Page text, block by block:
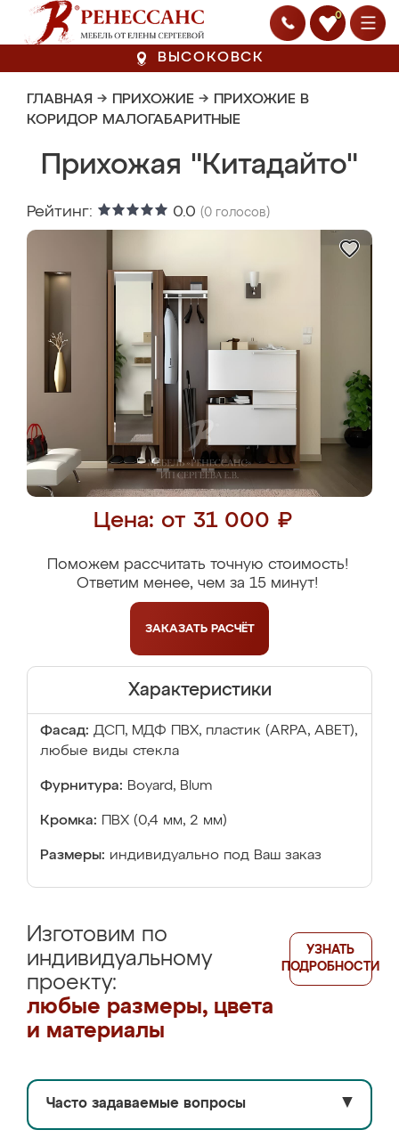
0
ВЫСОКОВСК
ГЛАВНАЯ → ПРИХОЖИЕ → ПРИХОЖИЕ В
КОРИДОР МАЛОГАБАРИТНЫЕ
Прихожая "Китадайто"
Рейтинг: 0.0 (0 голосов)
Цена: от 31 000 ₽
Поможем рассчитать точную стоимость!
Ответим менее, чем за 15 минут!
ЗАКАЗАТЬ РАСЧЁТ
Характеристики
Фасад: ДСП, МДФ ПВХ, пластик (ARPA, ABET),
любые виды стекла
Фурнитура: Boyard, Blum
Кромка: ПВХ (0,4 мм, 2 мм)
Размеры: индивидуально под Ваш заказ
Изготовим по
индивидуальному
проекту:
любые размеры, цвета
и материалы
УЗНАТЬ
ПОДРОБНОСТИ
Часто задаваемые вопросы ▼